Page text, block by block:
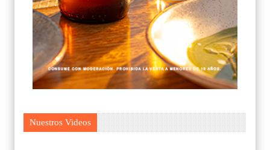
Nuestros Videos